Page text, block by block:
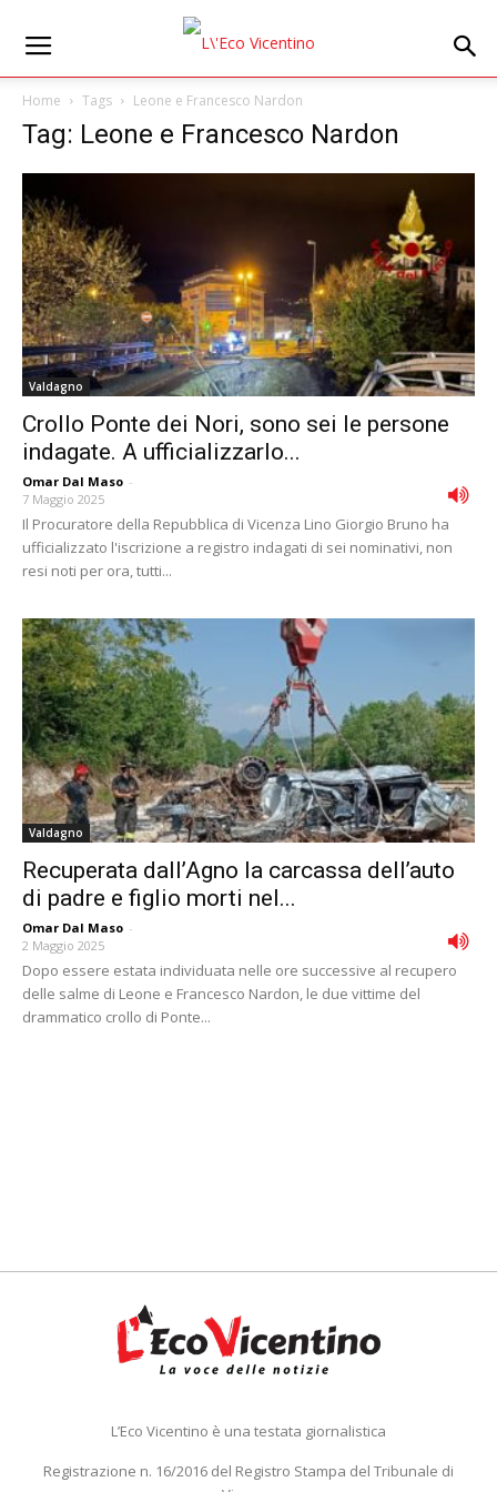
Home Tags Leone e Francesco Nardon
Tag: Leone e Francesco Nardon
Valdagno
Crollo Ponte dei Nori, sono sei le persone
indagate. A ufficializzarlo...
Omar Dal Maso -
7 Maggio 2025
Il Procuratore della Repubblica di Vicenza Lino Giorgio Bruno ha
ufficializzato l'iscrizione a registro indagati di sei nominativi, non
resi noti per ora, tutti...
Valdagno
Recuperata dall’Agno la carcassa dell’auto
di padre e figlio morti nel...
Omar Dal Maso -
2 Maggio 2025
Dopo essere estata individuata nelle ore successive al recupero
delle salme di Leone e Francesco Nardon, le due vittime del
drammatico crollo di Ponte...
L’Eco Vicentino è una testata giornalistica
Registrazione n. 16/2016 del Registro Stampa del Tribunale di